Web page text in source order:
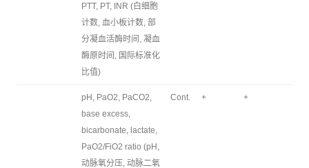
PTT, PT, INR (白细胞
计数, 血小板计数, 部
分凝血活酶时间, 凝血
酶原时间, 国际标准化
比值)
pH, PaO2, PaCO2,
base excess,
bicarbonate, lactate,
PaO2/FiO2 ratio (pH,
动脉氧分压, 动脉二氧
Cont. + +